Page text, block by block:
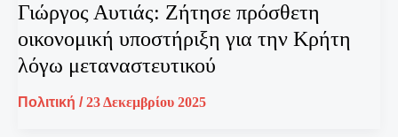
Γιώργος Αυτιάς: Ζήτησε πρόσθετη
οικονομική υποστήριξη για την Κρήτη
λόγω μεταναστευτικού
Πολιτική /23 Δεκεμβρίου 2025